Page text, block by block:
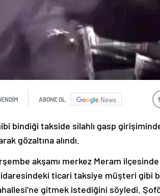
ABONE OL News
bindiği takside silahlı gasp
gözaltına alındı.
akşamı merkez Meram
ticari taksiye müşteri gibi
gitmek istediğini söyledi.